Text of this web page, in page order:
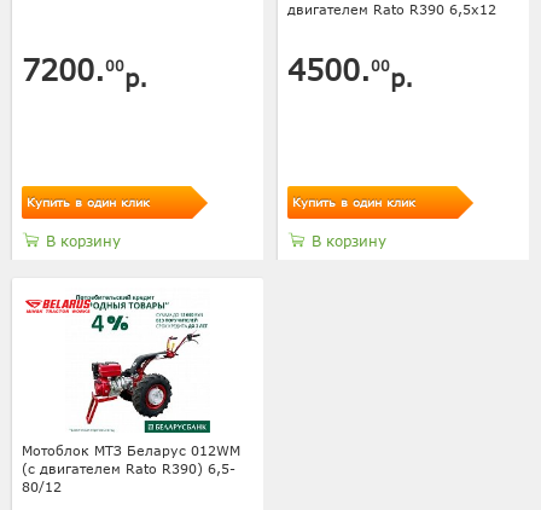
7200.00р.
Купить в один клик
В корзину
двигателем Rato R390 6,5х12
4500.00р.
Купить в один клик
В корзину
Мотоблок МТЗ Беларус 012WM
(с двигателем Rato R390) 6,5-
80/12